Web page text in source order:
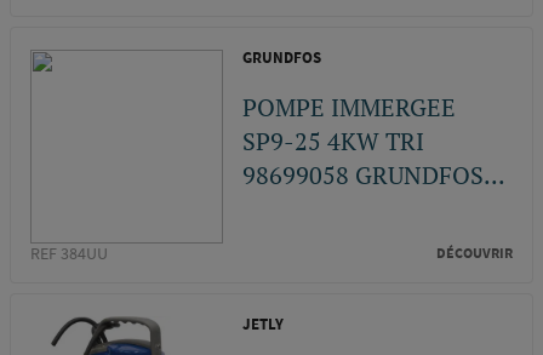
GRUNDFOS
POMPE IMMERGEE
SP9-25 4KW TRI
98699058 GRUNDFOS...
REF 384UU DÉCOUVRIR
JETLY